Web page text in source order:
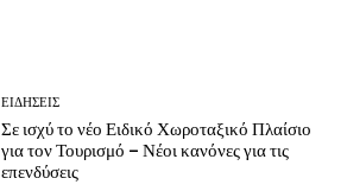
ΕΙΔΗΣΕΙΣ
Σε ισχύ το νέο Ειδικό Χωροταξικό Πλαίσιο
για τον Τουρισμό – Νέοι κανόνες για τις
επενδύσεις